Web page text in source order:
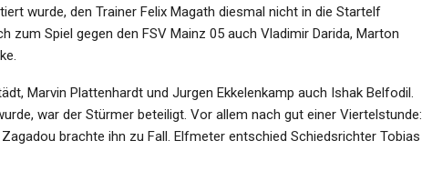
wurde, den Trainer Felix Magath diesmal nicht in die Startelf
zum Spiel gegen den FSV Mainz 05 auch Vladimir Darida, Marton
Marvin Plattenhardt und Jurgen Ekkelenkamp auch Ishak Belfodil.
war der Stürmer beteiligt. Vor allem nach gut einer Viertelstunde:
brachte ihn zu Fall. Elfmeter entschied Schiedsrichter Tobias